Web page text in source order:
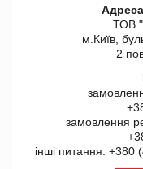
ТОВ
м.Київ,
2
замовлення
інші питання: